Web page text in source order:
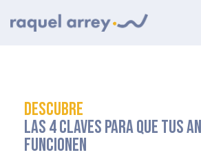
DESCUBRE
LAS 4 CLAVES PARA QUE TUS
FUNCIONEN